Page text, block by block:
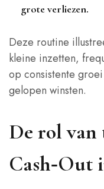
grote verliezen.
Deze routine
kleine inzetten,
op consistente
gelopen winsten.
De rol
Cash‑Out